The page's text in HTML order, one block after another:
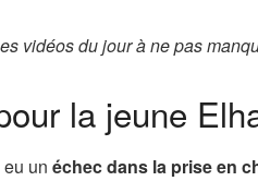
vidéos du jour à ne pas
la jeune
un échec dans la prise en